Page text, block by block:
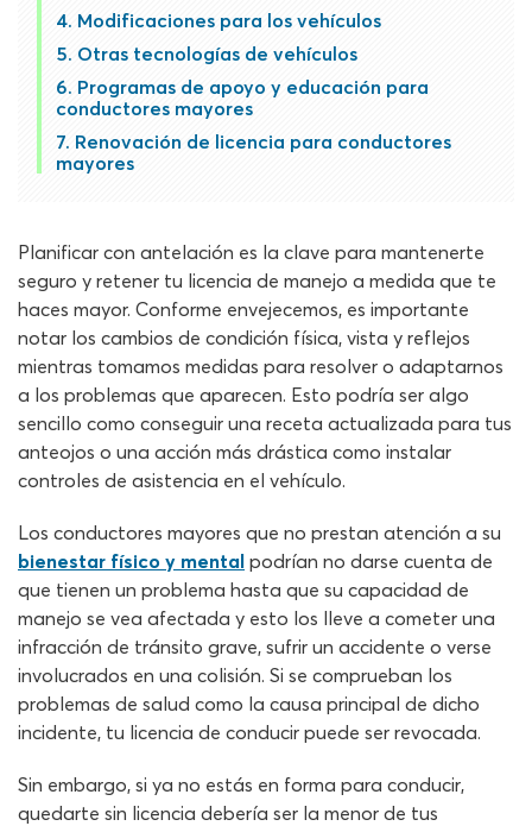
Modificaciones para los vehículos
Otras tecnologías de vehículos
Programas de apoyo y educación para
conductores mayores
Renovación de licencia para conductores
mayores
Planificar con antelación es la clave para mantenerte
seguro y retener tu licencia de manejo a medida que te
haces mayor. Conforme envejecemos, es importante
notar los cambios de condición física, vista y reflejos
mientras tomamos medidas para resolver o adaptarnos
a los problemas que aparecen. Esto podría ser algo
sencillo como conseguir una receta actualizada para tus
anteojos o una acción más drástica como instalar
controles de asistencia en el vehículo.
Los conductores mayores que no prestan atención a su
bienestar físico y mental podrían no darse cuenta de
que tienen un problema hasta que su capacidad de
manejo se vea afectada y esto los lleve a cometer una
infracción de tránsito grave, sufrir un accidente o verse
involucrados en una colisión. Si se comprueban los
problemas de salud como la causa principal de dicho
incidente, tu licencia de conducir puede ser revocada.
Sin embargo, si ya no estás en forma para conducir,
quedarte sin licencia debería ser la menor de tus